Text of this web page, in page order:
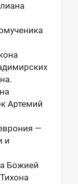
Артемий
—
и
Божией